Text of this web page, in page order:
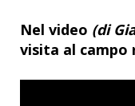
Nel video (di
visita al campo